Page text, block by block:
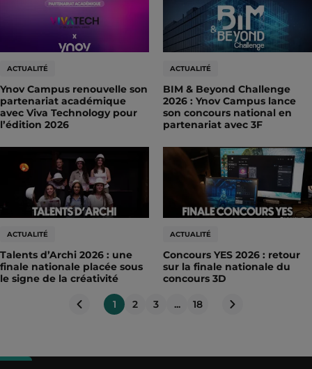
ACTUALITÉ
Ynov Campus renouvelle son
partenariat académique
avec Viva Technology pour
l’édition 2026
ACTUALITÉ
BIM & Beyond Challenge
2026 : Ynov Campus lance
son concours national en
partenariat avec 3F
ACTUALITÉ
Talents d’Archi 2026 : une
finale nationale placée sous
le signe de la créativité
ACTUALITÉ
Concours YES 2026 : retour
sur la finale nationale du
concours 3D
1 2 3 ... 18
Page